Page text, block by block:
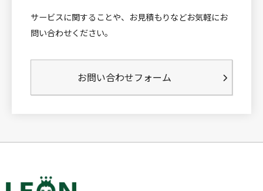
サービスに関することや、お見積もりなどお気軽にお
問い合わせください。
お問い合わせフォーム